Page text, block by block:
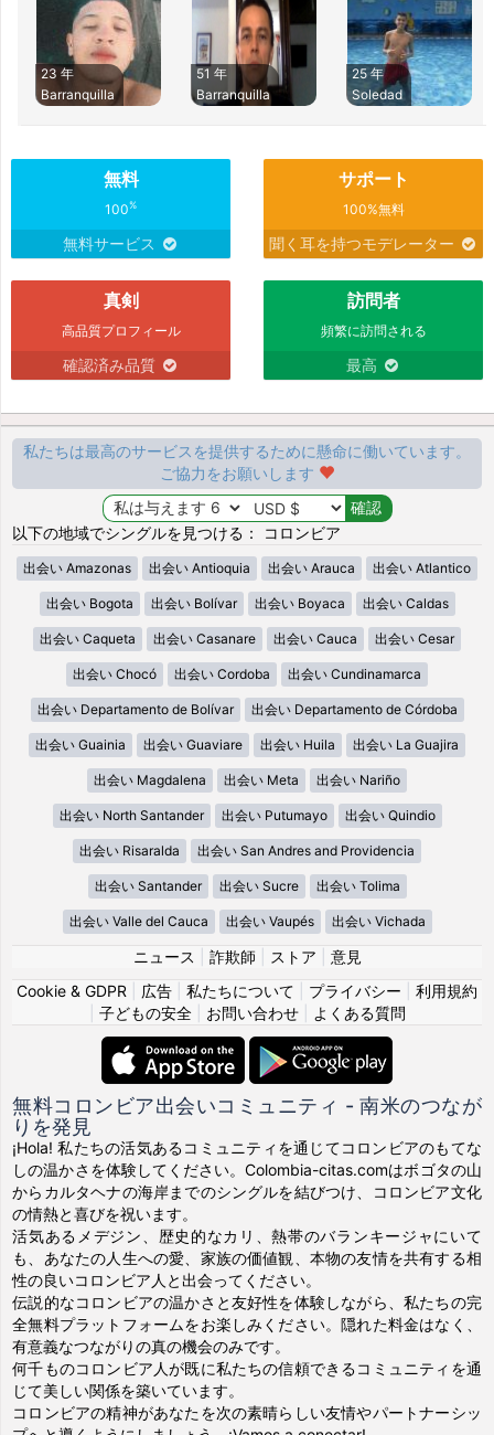
23 年
Barranquilla
51 年
Barranquilla
25 年
Soledad
無料
100%
無料サービス
サポート
100%無料
聞く耳を持つモデレーター
真剣
高品質プロフィール
確認済み品質
訪問者
頻繁に訪問される
最高
私たちは最高のサービスを提供するために懸命に働いています。
ご協力をお願いします
以下の地域でシングルを見つける： コロンビア
出会い Amazonas 出会い Antioquia 出会い Arauca 出会い Atlantico
出会い Bogota 出会い Bolívar 出会い Boyaca 出会い Caldas
出会い Caqueta 出会い Casanare 出会い Cauca 出会い Cesar
出会い Chocó 出会い Cordoba 出会い Cundinamarca
出会い Departamento de Bolívar 出会い Departamento de Córdoba
出会い Guainia 出会い Guaviare 出会い Huila 出会い La Guajira
出会い Magdalena 出会い Meta 出会い Nariño
出会い North Santander 出会い Putumayo 出会い Quindio
出会い Risaralda 出会い San Andres and Providencia
出会い Santander 出会い Sucre 出会い Tolima
出会い Valle del Cauca 出会い Vaupés 出会い Vichada
ニュース 詐欺師 ストア
意見
Cookie & GDPR
広告 私たちについて プライバシー
利用規約
子どもの安全| お問い合わせ| よくある質問
無料コロンビア出会いコミュニティ - 南米のつなが
りを発見
¡Hola! 私たちの活気あるコミュニティを通じてコロンビアのもてな
しの温かさを体験してください。Colombia-citas.comはボゴタの山
からカルタヘナの海岸までのシングルを結びつけ、コロンビア文化
の情熱と喜びを祝います。
活気あるメデジン、歴史的なカリ、熱帯のバランキージャにいて
も、あなたの人生への愛、家族の価値観、本物の友情を共有する相
性の良いコロンビア人と出会ってください。
伝説的なコロンビアの温かさと友好性を体験しながら、私たちの完
全無料プラットフォームをお楽しみください。隠れた料金はなく、
有意義なつながりの真の機会のみです。
何千ものコロンビア人が既に私たちの信頼できるコミュニティを通
じて美しい関係を築いています。
コロンビアの精神があなたを次の素晴らしい友情やパートナーシッ